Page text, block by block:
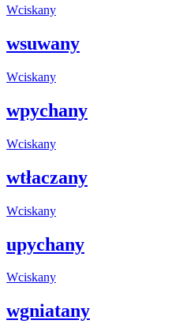
Wciskany
wsuwany
Wciskany
wpychany
Wciskany
wtłaczany
Wciskany
upychany
Wciskany
wgniatany